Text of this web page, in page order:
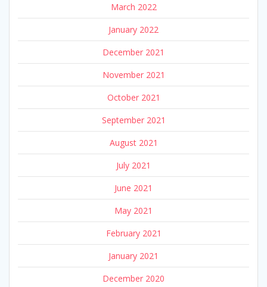
March 2022
January 2022
December 2021
November 2021
October 2021
September 2021
August 2021
July 2021
June 2021
May 2021
February 2021
January 2021
December 2020